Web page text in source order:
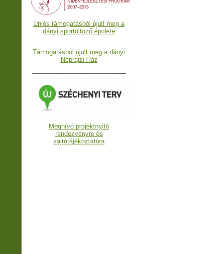
Uniós támogatásból újult meg a
dányi sportöltöző épülete
Támogatásból újult meg a dányi
Néprajzi Ház
Meghívó projektnyitó
rendezvényre és
sajtótájékoztatóra